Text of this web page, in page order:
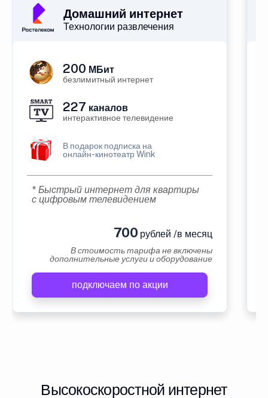
Домашний интернет
Технологии развлечения
200 МБит
безлимитный интернет
227 каналов
интерактивное телевидение
В подарок подписка на
онлайн-кинотеатр Wink
* Быстрый интернет для квартиры
с цифровым телевидением
700 рублей /в месяц
В стоимость тарифа не включены
дополнительные услуги и оборудование
подключаем по акции
Высокоскоростной интернет